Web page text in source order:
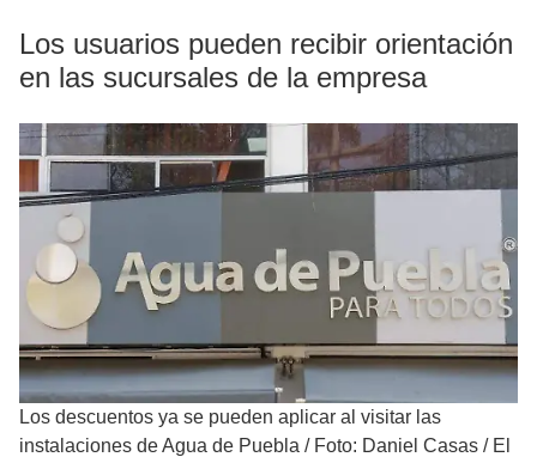
Los usuarios pueden recibir orientación
en las sucursales de la empresa
Los descuentos ya se pueden aplicar al visitar las
instalaciones de Agua de Puebla / Foto: Daniel Casas / El